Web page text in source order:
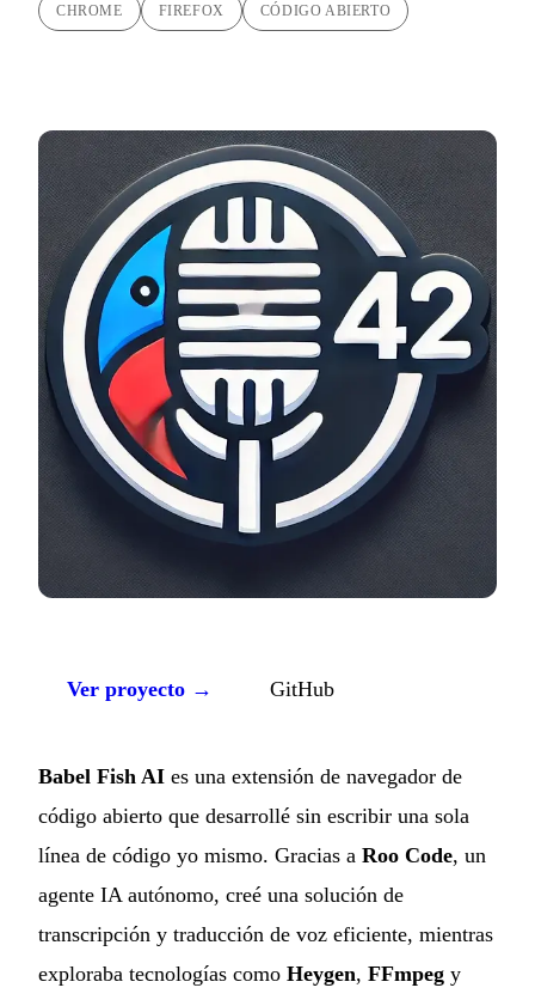
CHROME FIREFOX CÓDIGO ABIERTO
Ver proyecto → GitHub
Babel Fish AI es una extensión de navegador de
código abierto que desarrollé sin escribir una sola
línea de código yo mismo. Gracias a Roo Code, un
agente IA autónomo, creé una solución de
transcripción y traducción de voz eficiente, mientras
exploraba tecnologías como Heygen, FFmpeg y